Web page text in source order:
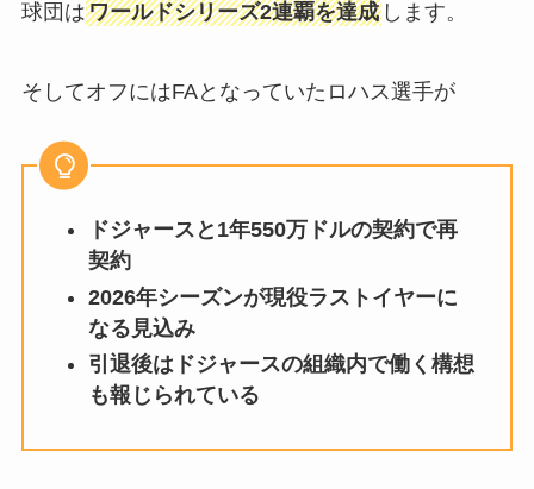
球団はワールドシリーズ2連覇を達成します。
そしてオフにはFAとなっていたロハス選手が
ドジャースと1年550万ドルの契約で再
契約
2026年シーズンが現役ラストイヤーに
なる見込み
引退後はドジャースの組織内で働く構想
も報じられている